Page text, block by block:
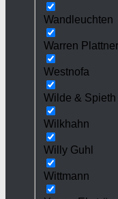
Wandleuchten
Warren Plattner
Westnofa
Wilde & Spieth
Wilkhahn
Willy Guhl
Wittmann